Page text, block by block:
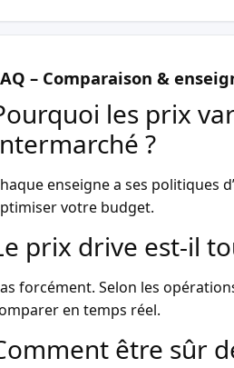
– Comparaison &
les prix
?
enseigne a ses politiques
votre budget.
prix drive est-il
forcément. Selon les
en temps réel.
être sûr